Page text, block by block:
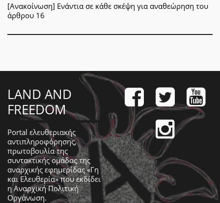
[Ανακοίνωση] Ενάντια σε κάθε σκέψη για αναθεώρηση του
άρθρου 16
LAND AND
FREEDOM
Portal ελευθεριακής
αντιπληροφόρησης,
πρωτοβουλία της
συντακτικής ομάδας της
αναρχικής εφημερίδας «Γη
και Ελευθερία» που εκδίδει
ηΑναρχική Πολιτική
Οργάνωση.